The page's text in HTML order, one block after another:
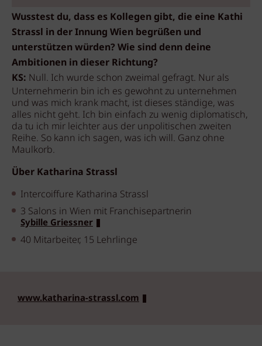
Wusstest du, dass es Kollegen gibt, die eine Kathi
Strassl in der Innung Wien begrüßen und
unterstützen würden? Wie sind denn deine
Ambitionen in dieser Richtung?
KS: Null. Ich wurde schon zweimal gefragt. Nur als
Unternehmerin bin ich es gewohnt zu unternehmen
und was mich krank macht, ist dieses ständige, was
alles nicht geht. Ich bin einfach zu wenig diplomatisch,
da tu ich mir leichter aus der unpolitischen zweiten
Reihe. So kann ich sagen, was ich will. Ganz ohne
Maulkorb.
Über Katharina Strassl
Intercoiffure Katharina Strassl
3 Salons in Wien mit Franchisepartnerin
Sybille Griessner
40 Mitarbeiter, 15 Lehrlinge
www.katharina-strassl.com